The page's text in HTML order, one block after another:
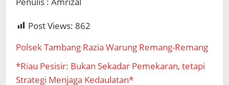
Post Views: 862
Polsek Tambang Razia Warung Remang-Remang
*Riau Pesisir: Bukan Sekadar Pemekaran, tetapi
Strategi Menjaga Kedaulatan*